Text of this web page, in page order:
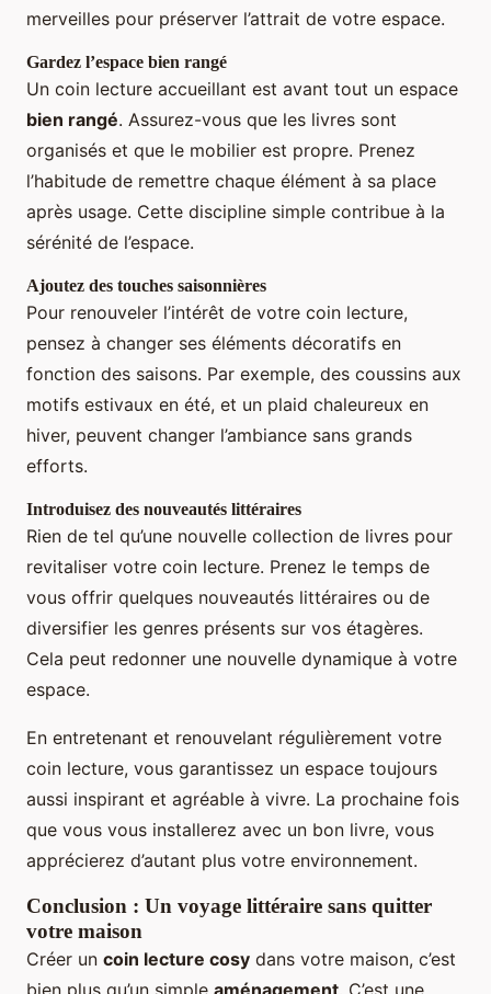
merveilles pour préserver l’attrait de votre espace.
Gardez l’espace bien rangé
Un coin lecture accueillant est avant tout un espace
bien rangé. Assurez-vous que les livres sont
organisés et que le mobilier est propre. Prenez
l’habitude de remettre chaque élément à sa place
après usage. Cette discipline simple contribue à la
sérénité de l’espace.
Ajoutez des touches saisonnières
Pour renouveler l’intérêt de votre coin lecture,
pensez à changer ses éléments décoratifs en
fonction des saisons. Par exemple, des coussins aux
motifs estivaux en été, et un plaid chaleureux en
hiver, peuvent changer l’ambiance sans grands
efforts.
Introduisez des nouveautés littéraires
Rien de tel qu’une nouvelle collection de livres pour
revitaliser votre coin lecture. Prenez le temps de
vous offrir quelques nouveautés littéraires ou de
diversifier les genres présents sur vos étagères.
Cela peut redonner une nouvelle dynamique à votre
espace.
En entretenant et renouvelant régulièrement votre
coin lecture, vous garantissez un espace toujours
aussi inspirant et agréable à vivre. La prochaine fois
que vous vous installerez avec un bon livre, vous
apprécierez d’autant plus votre environnement.
Conclusion : Un voyage littéraire sans quitter
votre maison
Créer un coin lecture cosy dans votre maison, c’est
bien plus qu’un simple aménagement. C’est une